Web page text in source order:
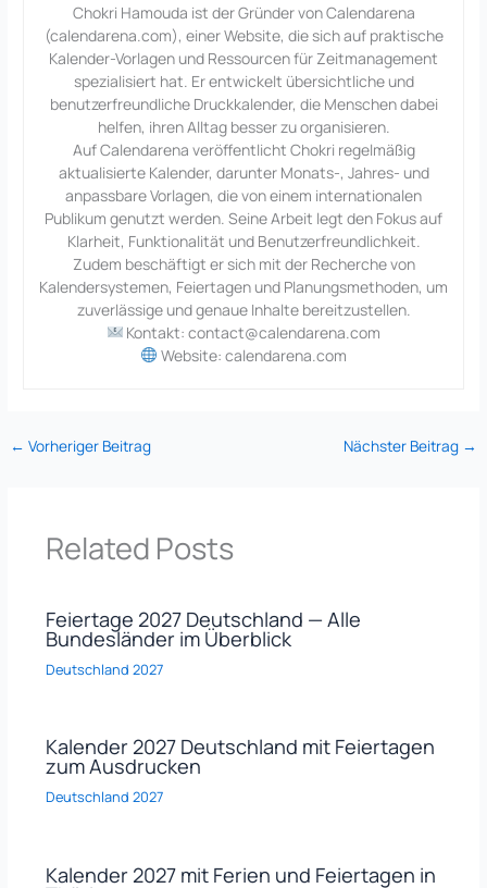
Chokri Hamouda ist der Gründer von Calendarena
(calendarena.com), einer Website, die sich auf praktische
Kalender-Vorlagen und Ressourcen für Zeitmanagement
spezialisiert hat. Er entwickelt übersichtliche und
benutzerfreundliche Druckkalender, die Menschen dabei
helfen, ihren Alltag besser zu organisieren.
Auf Calendarena veröffentlicht Chokri regelmäßig
aktualisierte Kalender, darunter Monats-, Jahres- und
anpassbare Vorlagen, die von einem internationalen
Publikum genutzt werden. Seine Arbeit legt den Fokus auf
Klarheit, Funktionalität und Benutzerfreundlichkeit.
Zudem beschäftigt er sich mit der Recherche von
Kalendersystemen, Feiertagen und Planungsmethoden, um
zuverlässige und genaue Inhalte bereitzustellen.
Kontakt: contact@calendarena.com
Website: calendarena.com
← Vorheriger Beitrag Nächster Beitrag →
Related Posts
Feiertage 2027 Deutschland — Alle
Bundesländer im Überblick
Deutschland 2027
Kalender 2027 Deutschland mit Feiertagen
zum Ausdrucken
Deutschland 2027
Kalender 2027 mit Ferien und Feiertagen in